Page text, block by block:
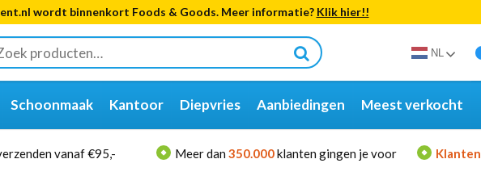
wordt binnenkort Foods & Goods. Meer informatie? Klik hier!!
NL
Schoonmaak Kantoor Diepvries Aanbiedingen Meest verkocht
vanaf €95,- Meer dan 350.000klanten gingen je voor Klanten